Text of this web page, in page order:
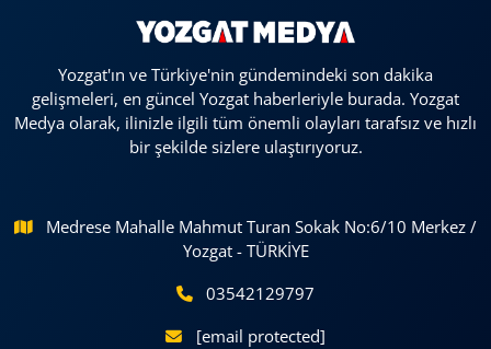
Yozgat'ın ve Türkiye'nin gündemindeki son dakika
gelişmeleri, en güncel Yozgat haberleriyle burada. Yozgat
Medya olarak, ilinizle ilgili tüm önemli olayları tarafsız ve hızlı
bir şekilde sizlere ulaştırıyoruz.
Medrese Mahalle Mahmut Turan Sokak No:6/10 Merkez /
Yozgat - TÜRKİYE
03542129797
[email protected]